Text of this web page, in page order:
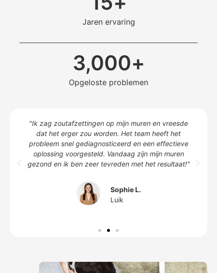
Jaren ervaring
3,000+
Opgeloste problemen
"Ik zag zoutafzettingen op mijn muren en vreesde
dat het erger zou worden. Het team heeft het
probleem snel gediagnosticeerd en een effectieve
oplossing voorgesteld. Vandaag zijn mijn muren
gezond en ik ben zeer tevreden met het resultaat!"
Sophie L.
Luik